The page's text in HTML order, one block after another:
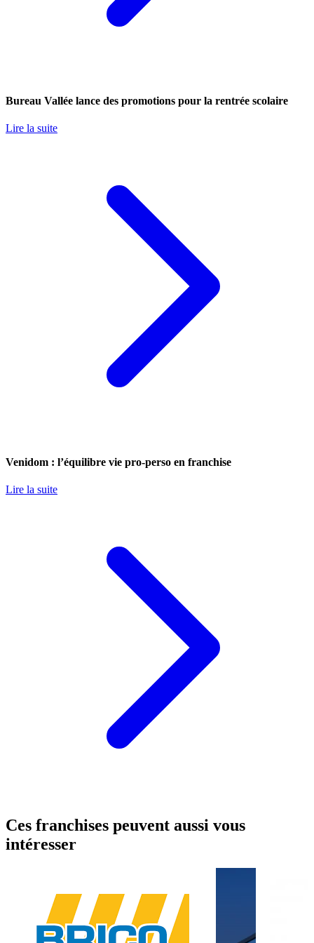
Bureau Vallée lance des promotions pour la rentrée scolaire
Lire la suite
Venidom : l’équilibre vie pro-perso en franchise
Lire la suite
Ces franchises peuvent aussi vous
intéresser